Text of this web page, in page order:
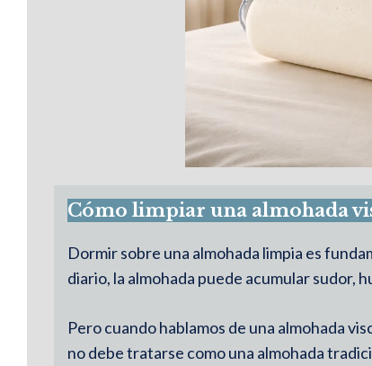
Cómo limpiar una almohada
Dormir sobre una almohada limpia es
diario, la almohada puede acumular sudor,
Pero cuando hablamos de una almohada
no debe tratarse como una almohada